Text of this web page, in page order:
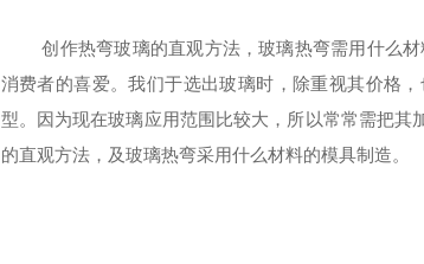
创作热弯玻璃的直观方法，玻璃热弯需用什么材
消费者的喜爱。我们于选出玻璃时，除重视其价格
型。因为现在玻璃应用范围比较大，所以常常需把
的直观方法，及玻璃热弯采用什么材料的模具制造。